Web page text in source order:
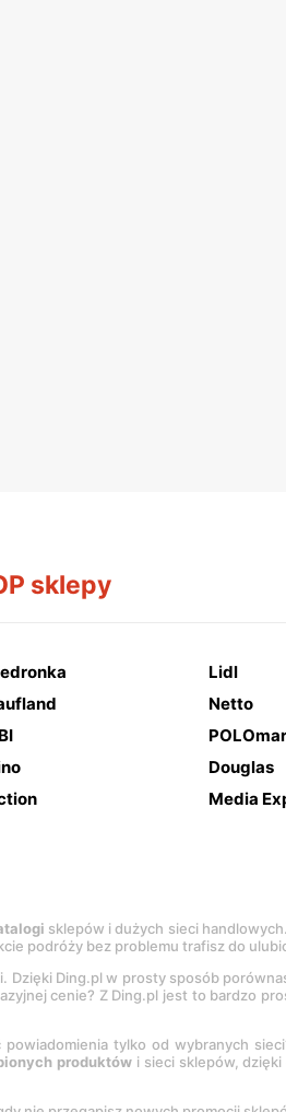
sklepy
Lidl
Netto
Douglas
Media
sklepów i dużych sieci
podróży bez problemu trafisz do
Dzięki Ding.pl w prosty sposób
cenie? Z Ding.pl jest to bardzo
tylko od wybranych
produktów i sieci sklepów,